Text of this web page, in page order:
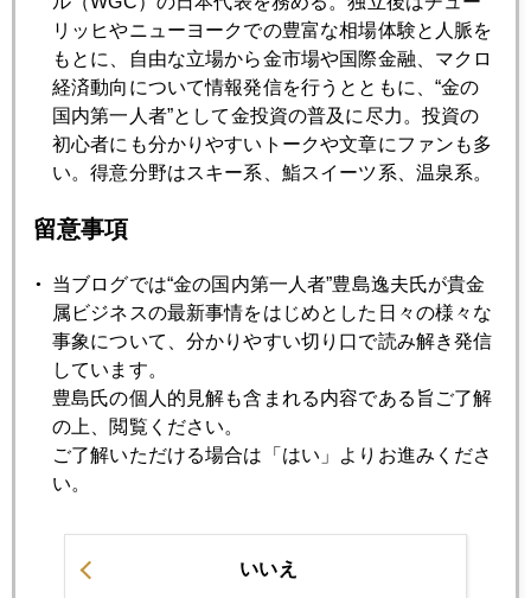
2017年12月20日
貴方の会社の人口ピラミッドは？
2017年12月19日
「愛の国」とは？
近況
2017年12月15日
円高トレンドも「アメリカ・ファースト」
2017年12月14日
2017年12月13日
リッヒやニューヨークでの豊富な相場体験と人脈を
もとに、自由な立場から金市場や国際金融、マクロ
経済動向について情報発信を行うとともに、“金の
国内第一人者”として金投資の普及に尽力。投資の
初心者にも分かりやすいトークや文章にファンも多
い。得意分野はスキー系、鮨スイーツ系、温泉系。
留意事項
当ブログでは“金の国内第一人者”豊島逸夫氏が貴金
属ビジネスの最新事情をはじめとした日々の様々な
事象について、分かりやすい切り口で読み解き発信
しています。
豊島氏の個人的見解も含まれる内容である旨ご了解
の上、閲覧ください。
ご了解いただける場合は「はい」よりお進みくださ
い。
いいえ